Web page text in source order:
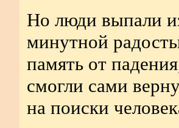
Но люди выпали
минутной
память от
смогли сами
на поиски